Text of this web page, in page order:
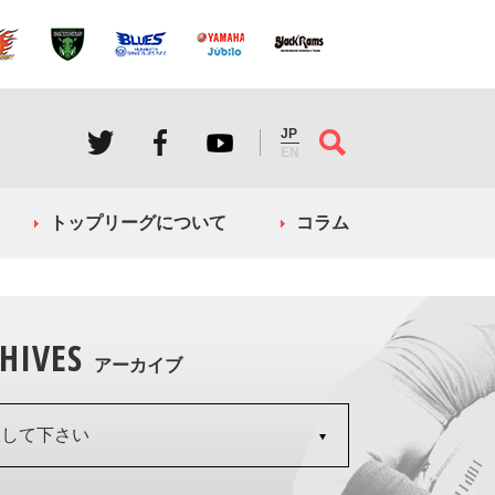
JP
EN
トップリーグについて コラム
アーカイブ
て下さい